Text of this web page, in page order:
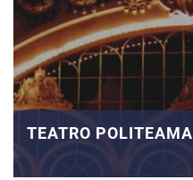
TEATRO POLITEAMA